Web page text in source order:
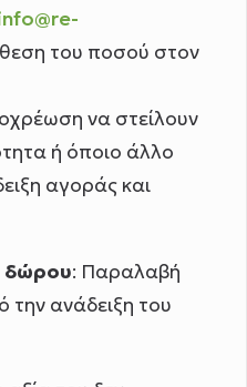
του ποσού στον
να στείλουν
ή όποιο άλλο
αγοράς και
δώρου: Παραλαβή
ανάδειξη του